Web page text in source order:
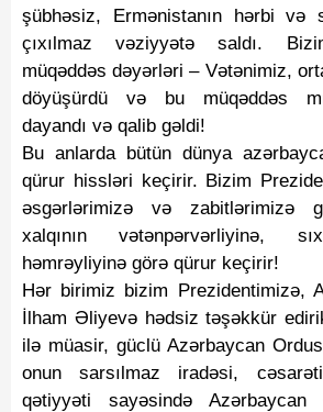
şübhəsiz, Ermənistanın hərbi və
çıxılmaz vəziyyətə saldı.
müqəddəs dəyərləri – Vətənimiz,
döyüşürdü və bu müqəddəs
dayandı və qalib gəldi!
Bu anlarda bütün dünya
qürur hissləri keçirir. Bizim
əsgərlərimizə və zabitlərimizə
xalqının vətənpərvərliyinə,
həmrəyliyinə görə qürur keçirir!
Hər birimiz bizim Prezidentimizə,
İlham Əliyevə hədsiz təşəkkür
ilə müasir, güclü Azərbaycan
onun sarsılmaz iradəsi,
qətiyyəti sayəsində Azərbaycan